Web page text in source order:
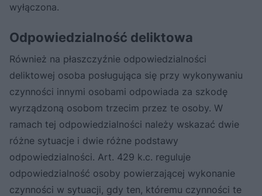
wyłączona.
Odpowiedzialność deliktowa
Również na płaszczyźnie odpowiedzialności
deliktowej osoba posługująca się przy wykonywaniu
czynności innymi osobami odpowiada za szkodę
wyrządzoną osobom trzecim przez te osoby. W
ramach tej odpowiedzialności należy wskazać dwie
różne sytuacje i dwie różne podstawy
odpowiedzialności. Art. 429 k.c. reguluje
odpowiedzialność osoby powierzającej wykonanie
czynności w sytuacji, gdy ten, któremu czynności te